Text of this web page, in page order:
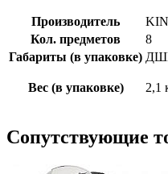
Производитель
Кол. предметов
8
Габариты (в упаковке)
Вес (в упаковке) 2,1
Сопутствующие